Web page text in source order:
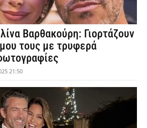
Βαρθακούρη: Γιορτάζουν
τους με τρυφερά
21:50